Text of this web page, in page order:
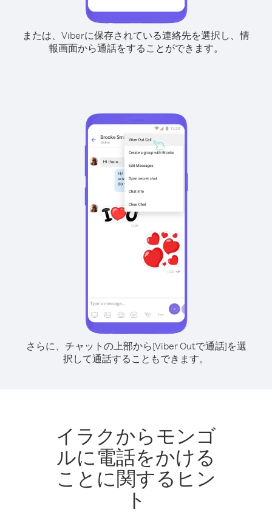
または、Viberに保存されている連絡先を選択し、情
報画面から通話をすることができます。
さらに、チャットの上部から[Viber Outで通話]を選
択して通話することもできます。
イラクからモンゴ
ルに電話をかける
ことに関するヒン
ト